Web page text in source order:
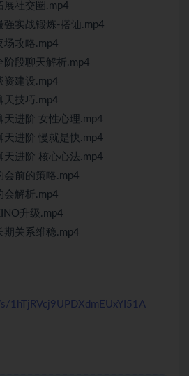
展社交圈.mp4
强实战锻炼-搭讪.mp4
场攻略.mp4
阶段聊天解析.mp4
资建设.mp4
天技巧.mp4
天进阶 女性心理.mp4
天进阶 慢就是快.mp4
天进阶 核心心法.mp4
会前的策略.mp4
会解析.mp4
升级.mp4
期关系维稳.mp4
1hTjRVcj9UPDXdmEUxYI51A